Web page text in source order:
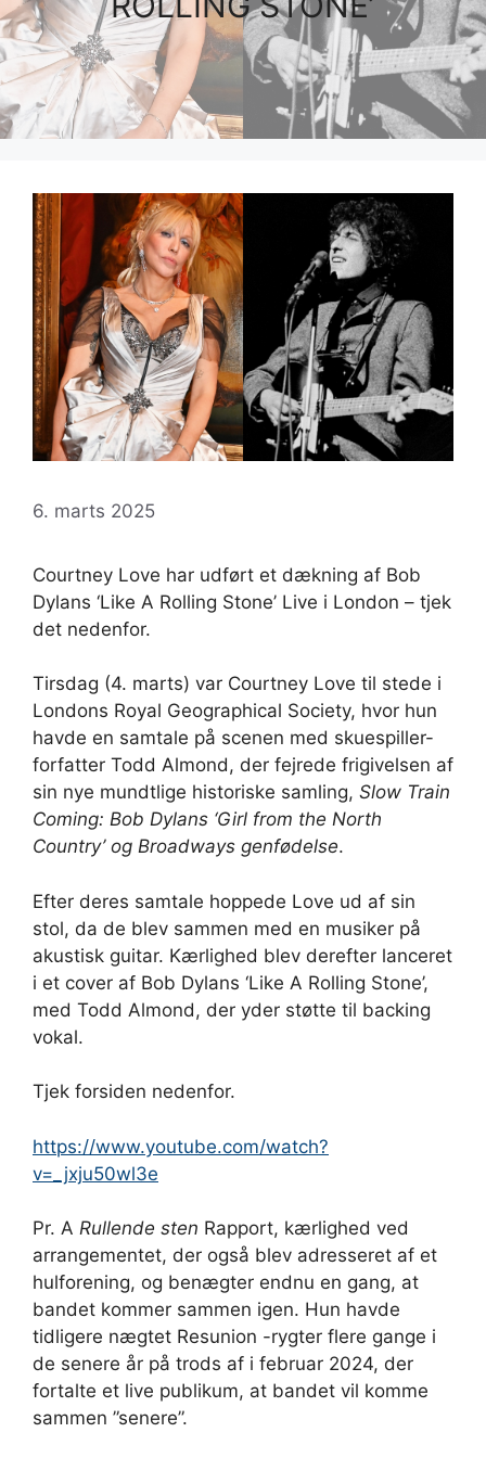
6. marts 2025
Courtney Love har udført et dækning af Bob
Dylans ‘Like A Rolling Stone’ Live i London – tjek
det nedenfor.
Tirsdag (4. marts) var Courtney Love til stede i
Londons Royal Geographical Society, hvor hun
havde en samtale på scenen med skuespiller-
forfatter Todd Almond, der fejrede frigivelsen af
​​sin nye mundtlige historiske samling, Slow Train
Coming: Bob Dylans ‘Girl from the North
Country’ og Broadways genfødelse.
Efter deres samtale hoppede Love ud af sin
stol, da de blev sammen med en musiker på
akustisk guitar. Kærlighed blev derefter lanceret
i et cover af Bob Dylans ‘Like A Rolling Stone’,
med Todd Almond, der yder støtte til backing
vokal.
Tjek forsiden nedenfor.
https://www.youtube.com/watch?
v=_jxju50wl3e
Pr. A Rullende sten Rapport, kærlighed ved
arrangementet, der også blev adresseret af et
hulforening, og benægter endnu en gang, at
bandet kommer sammen igen. Hun havde
tidligere nægtet Resunion -rygter flere gange i
de senere år på trods af i februar 2024, der
fortalte et live publikum, at bandet vil komme
sammen ”senere”.